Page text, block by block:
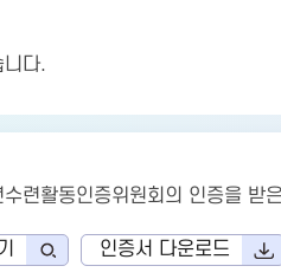
니다.
련활동인증위원회의 인증을 받
인증서 다운로드